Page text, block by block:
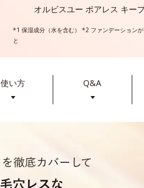
オルビスユー ポアレス キー
*1 保湿成分（水を含む） *2 ファンデーション
と
使い方
▼
Q&A
▼